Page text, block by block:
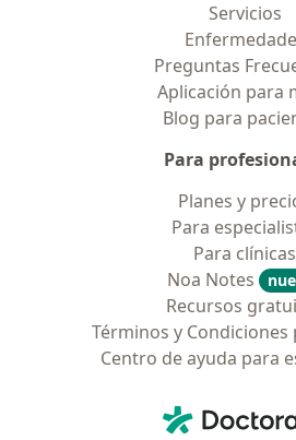
Servicios
Preguntas
Aplicación para
Blog para
Para
Planes y
Para
Para clínicas
Noa Notes
Recursos
Términos y Condiciones
Centro de ayuda para